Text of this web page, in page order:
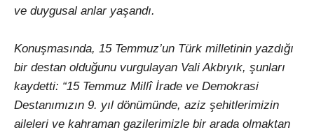
ve duygusal anlar yaşandı.
Konuşmasında, 15 Temmuz’un Türk milletinin yazdığı
bir destan olduğunu vurgulayan Vali Akbıyık, şunları
kaydetti: “15 Temmuz Millî İrade ve Demokrasi
Destanımızın 9. yıl dönümünde, aziz şehitlerimizin
aileleri ve kahraman gazilerimizle bir arada olmaktan